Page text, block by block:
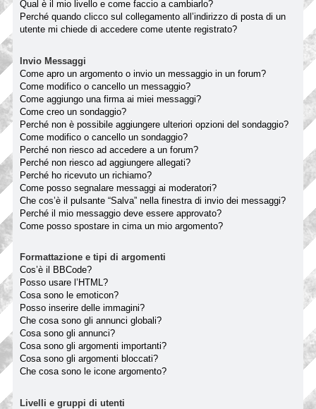
Qual è il mio livello e come faccio a cambiarlo?
Perché quando clicco sul collegamento all’indirizzo di posta di un
utente mi chiede di accedere come utente registrato?
Invio Messaggi
Come apro un argomento o invio un messaggio in un forum?
Come modifico o cancello un messaggio?
Come aggiungo una firma ai miei messaggi?
Come creo un sondaggio?
Perché non è possibile aggiungere ulteriori opzioni del sondaggio?
Come modifico o cancello un sondaggio?
Perché non riesco ad accedere a un forum?
Perché non riesco ad aggiungere allegati?
Perché ho ricevuto un richiamo?
Come posso segnalare messaggi ai moderatori?
Che cos’è il pulsante “Salva” nella finestra di invio dei messaggi?
Perché il mio messaggio deve essere approvato?
Come posso spostare in cima un mio argomento?
Formattazione e tipi di argomenti
Cos’è il BBCode?
Posso usare l’HTML?
Cosa sono le emoticon?
Posso inserire delle immagini?
Che cosa sono gli annunci globali?
Cosa sono gli annunci?
Cosa sono gli argomenti importanti?
Cosa sono gli argomenti bloccati?
Che cosa sono le icone argomento?
Livelli e gruppi di utenti